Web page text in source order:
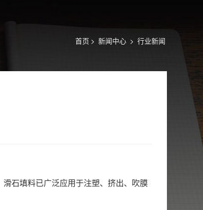
首页 > 新闻中心 > 行业新闻
石填料已广泛应用于注塑、挤出、吹膜